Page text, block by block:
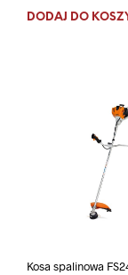
DODAJ DO
Kosa spalinowa